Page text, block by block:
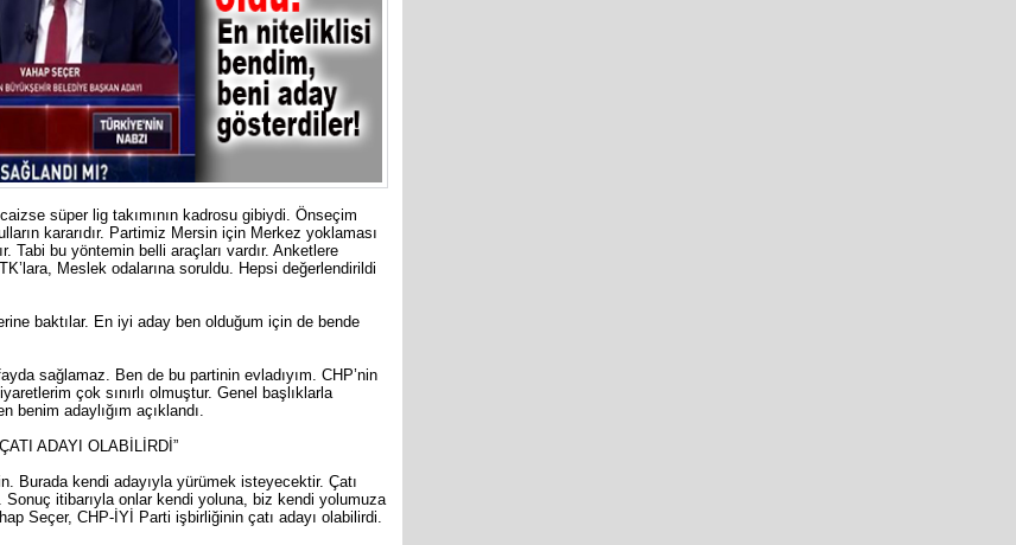
süper lig takımının kadrosu gibiydi. Önseçim
kararıdır. Partimiz Mersin için Merkez yoklaması
Tabi bu yöntemin belli araçları vardır. Anketlere
Meslek odalarına soruldu. Hepsi değerlendirildi
baktılar. En iyi aday ben olduğum için de bende
sağlamaz. Ben de bu partinin evladıyım. CHP’nin
çok sınırlı olmuştur. Genel başlıklarla
benim adaylığım açıklandı.
ADAYI OLABİLİRDİ”
Burada kendi adayıyla yürümek isteyecektir. Çatı
itibarıyla onlar kendi yoluna, biz kendi yolumuza
Seçer, CHP-İYİ Parti işbirliğinin çatı adayı olabilirdi.